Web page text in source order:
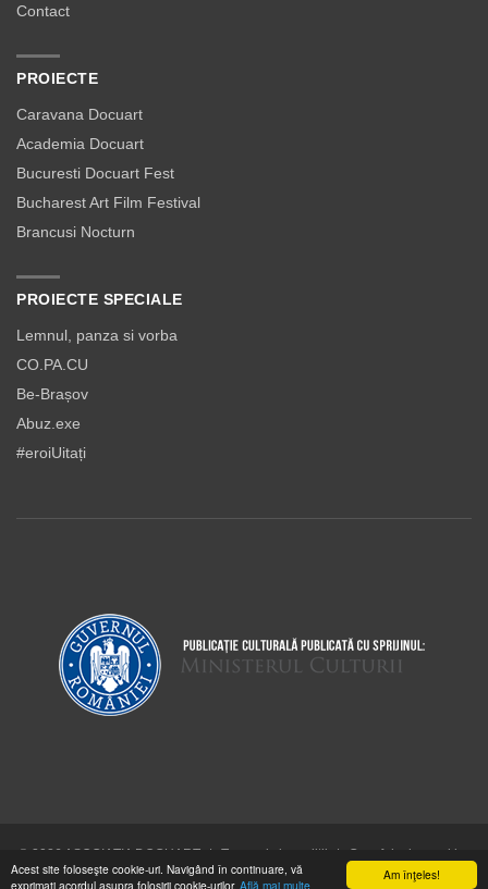
Am înţeles!
Acest site foloseşte cookie-uri. Navigând în continuare, vă
exprimaţi acordul asupra folosirii cookie-urilor. Află mai multe
Contact
PROIECTE
Caravana Docuart
Academia Docuart
Bucuresti Docuart Fest
Bucharest Art Film Festival
Brancusi Nocturn
PROIECTE SPECIALE
Lemnul, panza si vorba
CO.PA.CU
Be-Brașov
Abuz.exe
#eroiUitați
© 2026 ASOCIAŢIA DOCUART | Termeni şi condiţii |
Cum folosim cookie-
urile